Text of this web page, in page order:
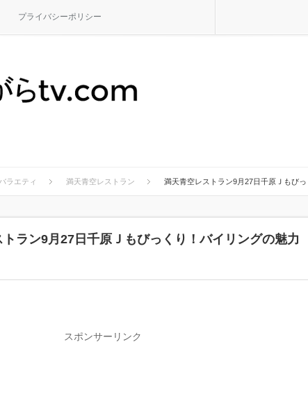
プライバシーポリシー
バラエティ 満天青空レストラン 満天青空レストラン9月27日千原Ｊもび
ラン9月27日千原Ｊもびっくり！バイリングの魅力
スポンサーリンク